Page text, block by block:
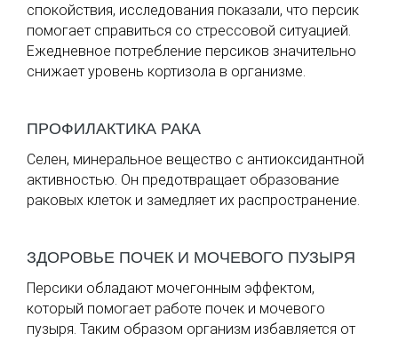
спокойствия, исследования показали, что персик
помогает справиться со стрессовой ситуацией.
Ежедневное потребление персиков значительно
снижает уровень кортизола в организме.
ПРОФИЛАКТИКА РАКА
Селен, минеральное вещество с антиоксидантной
активностью. Он предотвращает образование
раковых клеток и замедляет их распространение.
ЗДОРОВЬЕ ПОЧЕК И МОЧЕВОГО ПУЗЫРЯ
Персики обладают мочегонным эффектом,
который помогает работе почек и мочевого
пузыря. Таким образом организм избавляется от